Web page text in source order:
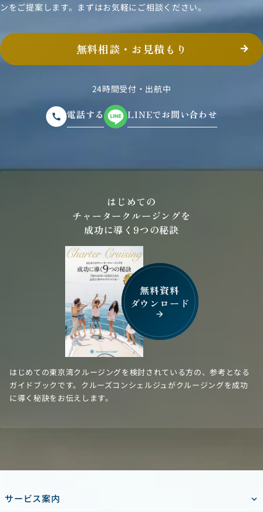
ンをご提案します。まずはお気軽にご相談ください。
無料相談・お見積もり
24時間受付・出航中
電話する LINEでお問い合わせ
はじめての
チャータークルージングを
成功に導く9つの秘訣
無料資料
ダウンロード
arrow_forward
はじめての東京湾クルージングを検討されている方の、参考となる
ガイドブックです。クルーズコンシェルジュがクルージングを成功
に導く秘訣をお伝えします。
サービス案内